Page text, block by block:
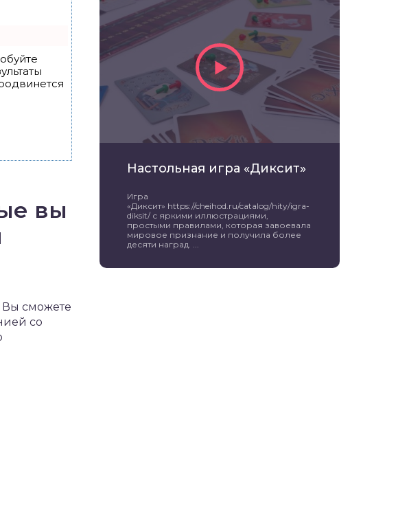
вы
Вы сможете
со
Настольная игра «Диксит»
Игра
«Диксит» https://cheihod.ru/catalog/hity/igra-
diksit/ с яркими иллюстрациями,
простыми правилами, которая завоевала
мировое признание и получила более
десяти наград. ...